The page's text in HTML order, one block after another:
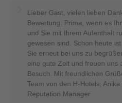
Lieber Gast, vielen lieben
Bewertung. Prima, wenn es
und Sie mit Ihrem Aufenthalt
gewesen sind. Schon heute
Sie erneut bei uns zu
eine gute Zeit und freuen uns
Besuch. Mit freundlichen
Team von den H-Hotels,
Reputation Manager